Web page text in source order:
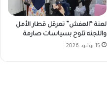
لعنة “العفش” تعرقل قطار الأمل
واللجنه تلوح بسياسات صارمة
15 يونيو، 2026